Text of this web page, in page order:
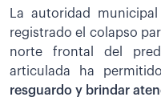
La autoridad
registrado el colapso
norte frontal del
articulada ha
resguardo y brindar